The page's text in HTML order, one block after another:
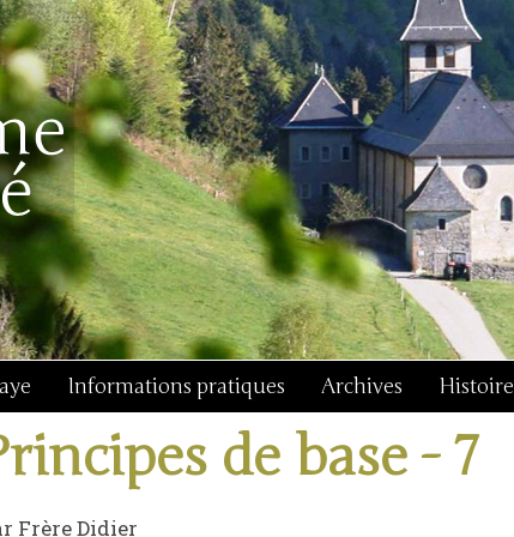
Informations pratiques Archives Histoire
de base - 7
Frère Didier